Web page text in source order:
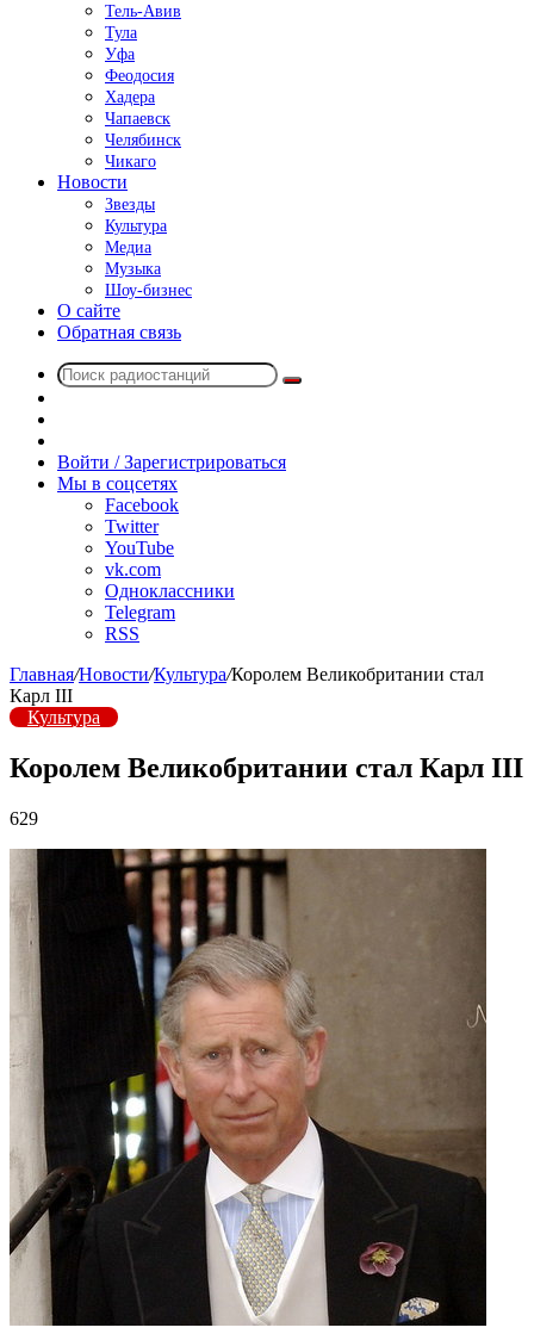
Тель-Авив
Тула
Уфа
Феодосия
Хадера
Чапаевск
Челябинск
Чикаго
Новости
Звезды
Культура
Медиа
Музыка
Шоу-бизнес
О сайте
Обратная связь
Поиск
радио
Войти / Зарегистрироваться
Мы в соцсетях
Facebook
Twitter
YouTube
vk.com
Одноклассники
Telegram
RSS
Главная/Новости/Культура/Королем Великобритании стал
Карл III
Культура
Королем Великобритании стал Карл III
629